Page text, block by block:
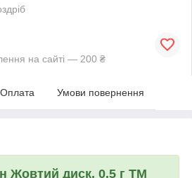
на сайті — 200 ₴
Оплата Умови повернення
Жовтий диск, 0,5 г ТМ